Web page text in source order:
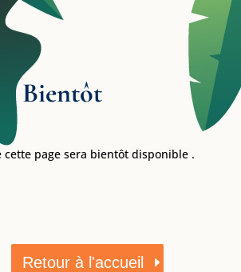
Bientôt
cette page sera bientôt disponible .
Retour à l'accueil